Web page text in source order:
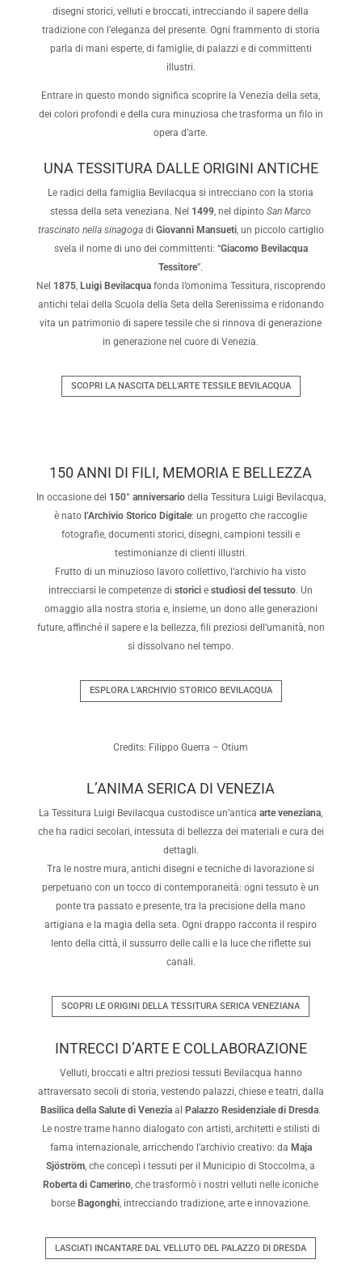
disegni storici, velluti e broccati, intrecciando il sapere della
tradizione con l’eleganza del presente. Ogni frammento di storia
parla di mani esperte, di famiglie, di palazzi e di committenti
illustri.
Entrare in questo mondo significa scoprire la Venezia della seta,
dei colori profondi e della cura minuziosa che trasforma un filo in
opera d’arte.
UNA TESSITURA DALLE ORIGINI ANTICHE
Le radici della famiglia Bevilacqua si intrecciano con la storia
stessa della seta veneziana. Nel 1499 , nel dipintoSan Marco
trascinato nella sinagogadi Giovanni Mansueti, un piccolo cartiglio
svela il nome di uno dei committenti: “Giacomo Bevilacqua
Tessitore”.
Nel 1875, Luigi Bevilacquafonda l’omonima Tessitura, riscoprendo
antichi telai della Scuola della Seta della Serenissima e ridonando
vita un patrimonio di sapere tessile che si rinnova di generazione
in generazione nel cuore di Venezia.
SCOPRI LA NASCITA DELL’ARTE TESSILE BEVILACQUA
150 ANNI DI FILI, MEMORIA E BELLEZZA
In occasione del 150° anniversariodella Tessitura Luigi Bevilacqua,
è nato l’Archivio Storico Digitale: un progetto che raccoglie
fotografie, documenti storici, disegni, campioni tessili e
testimonianze di clienti illustri.
Frutto di un minuzioso lavoro collettivo, l’archivio ha visto
intrecciarsi le competenze distorici estudiosi del tessuto. Un
omaggio alla nostra storia e, insieme, un dono alle generazioni
future, affinché il sapere e la bellezza, fili preziosi dell’umanità, non
si dissolvano nel tempo.
ESPLORA L’ARCHIVIO STORICO BEVILACQUA
Credits: Filippo Guerra – Otium
L’ANIMA SERICA DI VENEZIA
La Tessitura Luigi Bevilacqua custodisce un’anticaarte veneziana
che ha radici secolari, intessuta di bellezza dei materiali e cura dei
dettagli.
Tra le nostre mura, antichi disegni e tecniche di lavorazione si
perpetuano con un tocco di contemporaneità: ogni tessuto è un
ponte tra passato e presente, tra la precisione della mano
artigiana e la magia della seta. Ogni drappo racconta il respiro
lento della città, il sussurro delle calli e la luce che riflette sui
canali.
SCOPRI LE ORIGINI DELLA TESSITURA SERICA VENEZIANA
INTRECCI D’ARTE E COLLABORAZIONE
Velluti, broccati e altri preziosi tessuti Bevilacqua hanno
attraversato secoli di storia, vestendo palazzi, chiese e teatri, dalla
Basilica della Salute di Venezia al Palazzo Residenziale di Dresda.
Le nostre trame hanno dialogato con artisti, architetti e stilisti di
fama internazionale, arricchendo l’archivio creativo: da Maja
Sjöström, che concepì i tessuti per il Municipio di Stoccolma, a
Roberta di Camerino, che trasformò i nostri velluti nelle iconiche
borse Bagonghi, intrecciando tradizione, arte e innovazione.
LASCIATI INCANTARE DAL VELLUTO DEL PALAZZO DI DRESDA